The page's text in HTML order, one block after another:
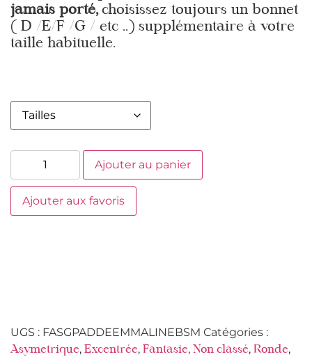
jamais porté, choisissez toujours un bonnet
( D /E/F /G / etc ..) supplémentaire à votre
taille habituelle.
Ajouter au panier
Ajouter aux favoris
UGS : FASGPADDEEMMALINEBSM Catégories :
Asymetrique, Excentrée, Fantasie, Non classé, Ronde,